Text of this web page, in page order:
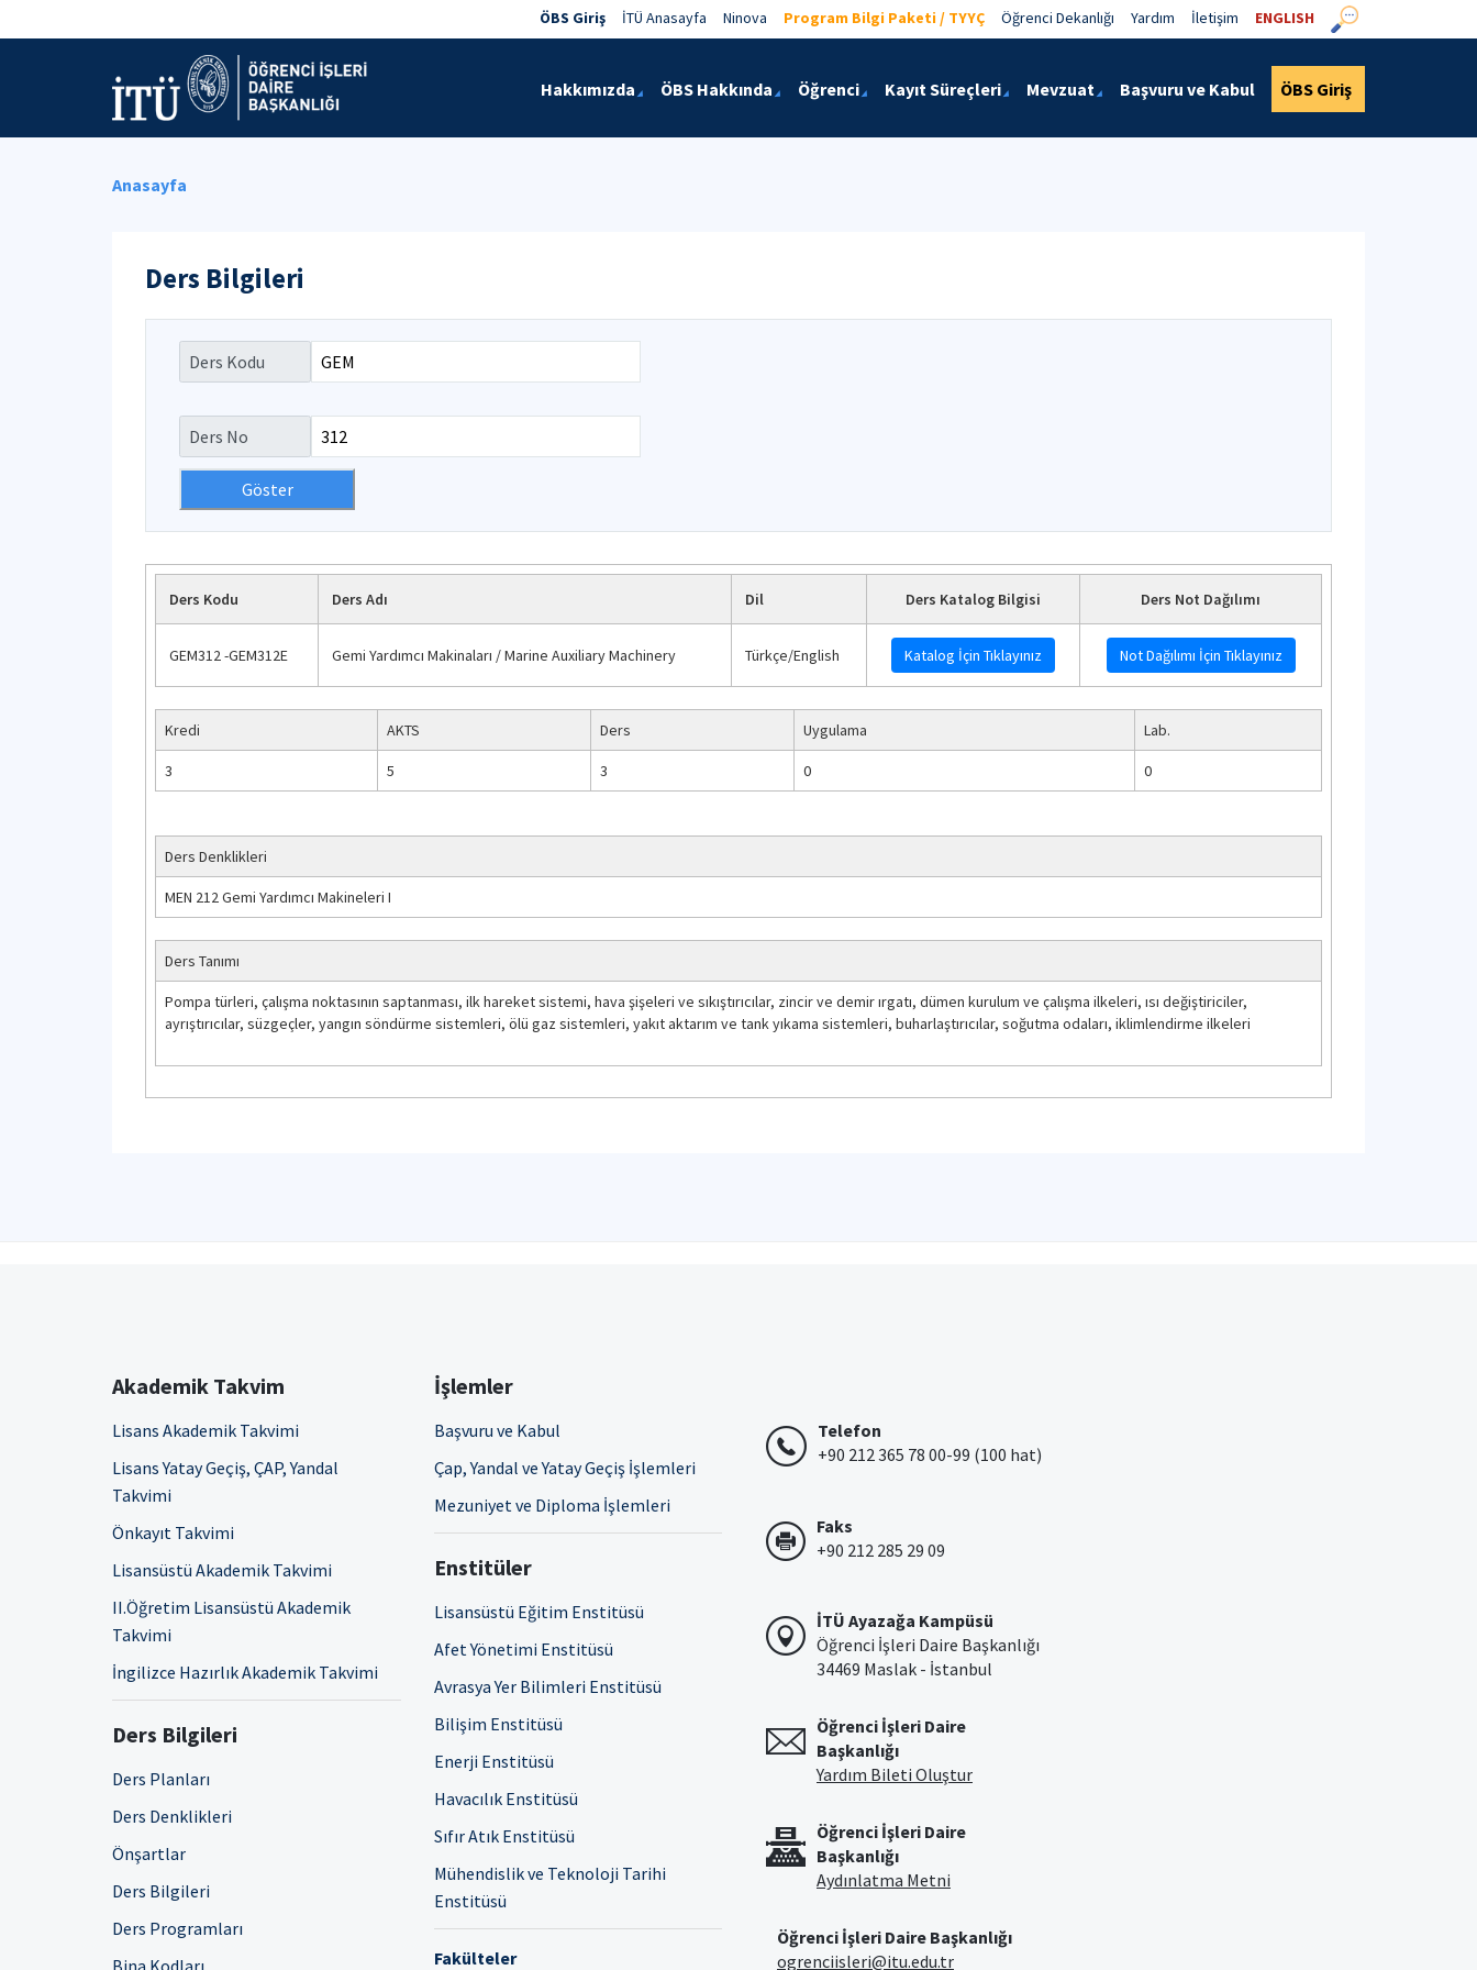
ÖBS Giriş İTÜ Anasayfa Ninova Program Bilgi Paketi / TYYÇ Öğrenci Dekanlığı Yardım İletişim ENGLISH
Hakkımızda ÖBS Hakkında Öğrenci Kayıt Süreçleri Mevzuat Başvuru ve Kabul ÖBS Giriş
Anasayfa
Ders Bilgileri
Ders Kodu
Ders No
Ders Kodu Ders Adı Dil Ders Katalog Bilgisi Ders Not Dağılımı
GEM312 -GEM312E Gemi Yardımcı Makinaları / Marine Auxiliary Machinery Türkçe/English Katalog İçin Tıklayınız Not Dağılımı İçin Tıklayınız
Kredi AKTS Ders Uygulama Lab.
3 5 3 0 0
Ders Denklikleri
MEN 212 Gemi Yardımcı Makineleri I
Ders Tanımı
Pompa türleri, çalışma noktasının saptanması, ilk hareket sistemi, hava şişeleri ve sıkıştırıcılar, zincir ve demir ırgatı, dümen kurulum ve çalışma ilkeleri, ısı değiştiriciler,
ayrıştırıcılar, süzgeçler, yangın söndürme sistemleri, ölü gaz sistemleri, yakıt aktarım ve tank yıkama sistemleri, buharlaştırıcılar, soğutma odaları, iklimlendirme ilkeleri
Akademik Takvim
Lisans Akademik Takvimi
Lisans Yatay Geçiş, ÇAP, Yandal
Takvimi
Önkayıt Takvimi
Lisansüstü Akademik Takvimi
II.Öğretim Lisansüstü Akademik
Takvimi
İngilizce Hazırlık Akademik Takvimi
Ders Bilgileri
Ders Planları
Ders Denklikleri
Önşartlar
Ders Bilgileri
Ders Programları
Bina Kodları
İşlemler
Başvuru ve Kabul
Çap, Yandal ve Yatay Geçiş İşlemleri
Mezuniyet ve Diploma İşlemleri
Enstitüler
Lisansüstü Eğitim Enstitüsü
Afet Yönetimi Enstitüsü
Avrasya Yer Bilimleri Enstitüsü
Bilişim Enstitüsü
Enerji Enstitüsü
Havacılık Enstitüsü
Sıfır Atık Enstitüsü
Mühendislik ve Teknoloji Tarihi
Enstitüsü
Fakülteler
Telefon
+90 212 365 78 00-99 (100 hat)
Faks
+90 212 285 29 09
İTÜ Ayazağa Kampüsü
Öğrenci İşleri Daire Başkanlığı
34469 Maslak - İstanbul
Öğrenci İşleri Daire
Başkanlığı
Yardım Bileti Oluştur
Öğrenci İşleri Daire
Başkanlığı
Aydınlatma Metni
Öğrenci İşleri Daire Başkanlığı
ogrenciisleri@itu.edu.tr